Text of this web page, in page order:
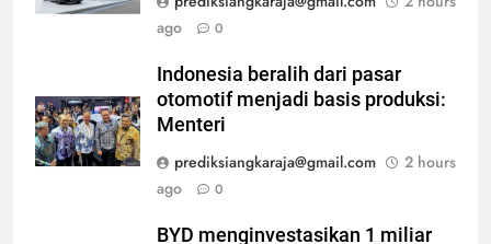
ago
0
Indonesia beralih dari pasar
otomotif menjadi basis produksi:
Menteri
prediksiangkaraja@gmail.com
2 hours
ago
0
BYD menginvestasikan 1 miliar